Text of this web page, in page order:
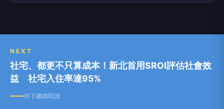
NEXT
社宅、都更不只算成本！新北首用SROI評估社會效
益 社宅入住率達95%
向下繼續閱讀